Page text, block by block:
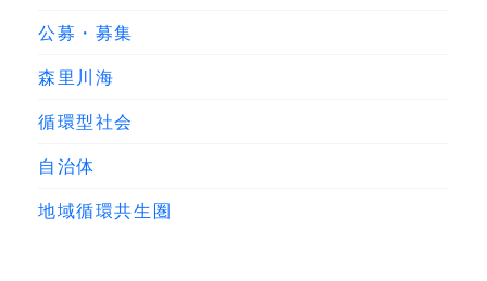
公募・募集
森里川海
循環型社会
自治体
地域循環共生圏